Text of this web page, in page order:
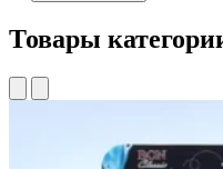
Товары